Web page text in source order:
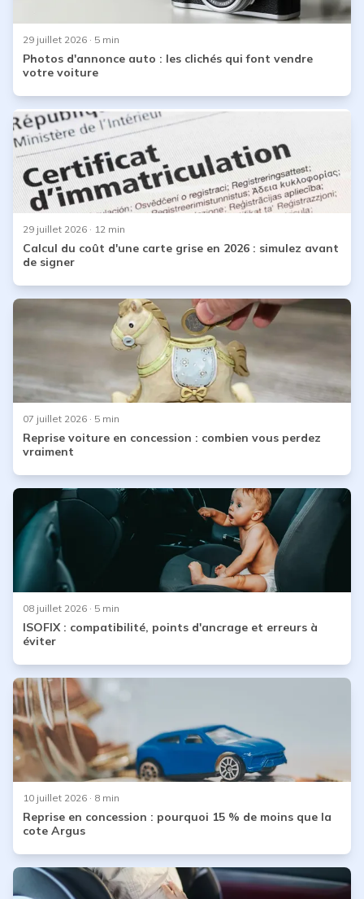
29 juillet 2026 · 5 min
Photos d'annonce auto : les clichés qui font vendre
votre voiture
29 juillet 2026 · 12 min
Calcul du coût d'une carte grise en 2026 : simulez avant
de signer
07 juillet 2026 · 5 min
Reprise voiture en concession : combien vous perdez
vraiment
08 juillet 2026 · 5 min
ISOFIX : compatibilité, points d'ancrage et erreurs à
éviter
10 juillet 2026 · 8 min
Reprise en concession : pourquoi 15 % de moins que la
cote Argus